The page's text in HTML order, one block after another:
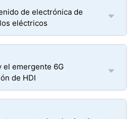
de electrónica de
eléctricos
el emergente 6G
de HDI